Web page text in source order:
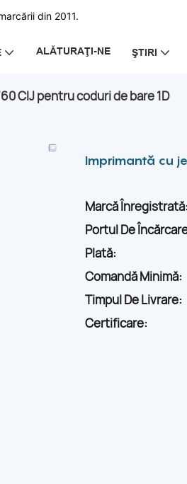
din 2011.
ALĂTURAŢI-NE ŞTIRI
CIJ pentru coduri de bare 1D
Imprimantă cu
Marcă Înregistrată:
Portul De
Plată:
Comandă Minimă:
Timpul De Livrare:
Certificare: